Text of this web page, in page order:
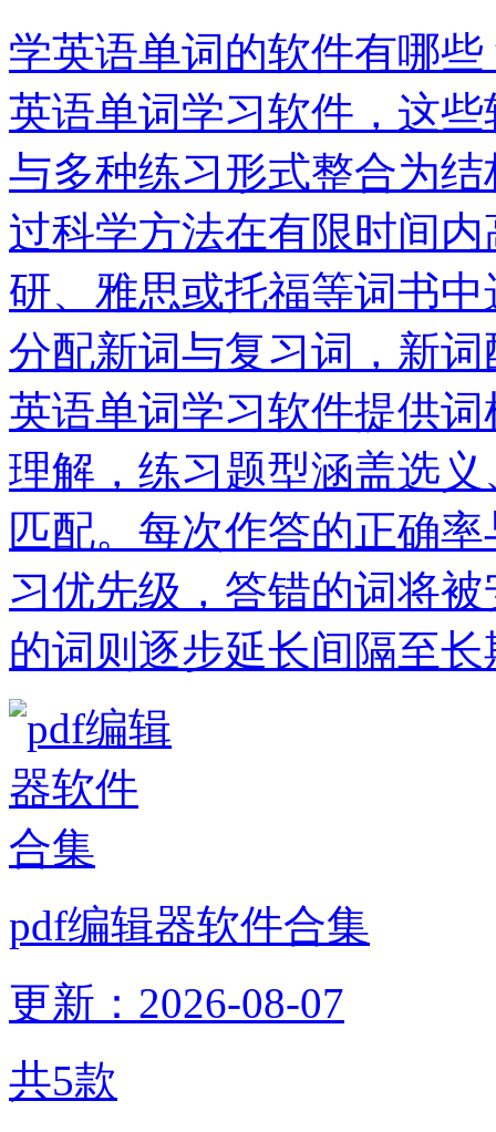
学英语单词的软件有哪
英语单词学习软件，这
与多种练习形式整合为
过科学方法在有限时间
研、雅思或托福等词书
分配新词与复习词，新
英语单词学习软件提供
理解，练习题型涵盖选
匹配。每次作答的正确
习优先级，答错的词将
的词则逐步延长间隔至
pdf编辑器软件合集
更新：2026-08-07
共5款